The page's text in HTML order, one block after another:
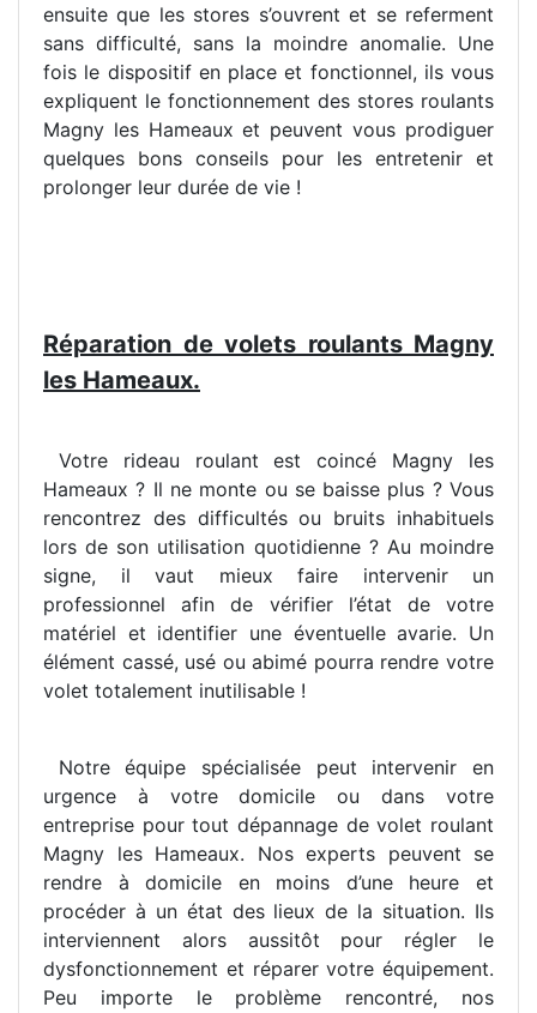
ensuite que les stores s’ouvrent et se referment
sans difficulté, sans la moindre anomalie. Une
fois le dispositif en place et fonctionnel, ils vous
expliquent le fonctionnement des stores roulants
Magny les Hameaux et peuvent vous prodiguer
quelques bons conseils pour les entretenir et
prolonger leur durée de vie !
Réparation de volets roulants Magny
les Hameaux.
Votre rideau roulant est coincé Magny les
Hameaux ? Il ne monte ou se baisse plus ? Vous
rencontrez des difficultés ou bruits inhabituels
lors de son utilisation quotidienne ? Au moindre
signe, il vaut mieux faire intervenir un
professionnel afin de vérifier l’état de votre
matériel et identifier une éventuelle avarie. Un
élément cassé, usé ou abimé pourra rendre votre
volet totalement inutilisable !
Notre équipe spécialisée peut intervenir en
urgence à votre domicile ou dans votre
entreprise pour tout dépannage de volet roulant
Magny les Hameaux. Nos experts peuvent se
rendre à domicile en moins d’une heure et
procéder à un état des lieux de la situation. Ils
interviennent alors aussitôt pour régler le
dysfonctionnement et réparer votre équipement.
Peu importe le problème rencontré, nos